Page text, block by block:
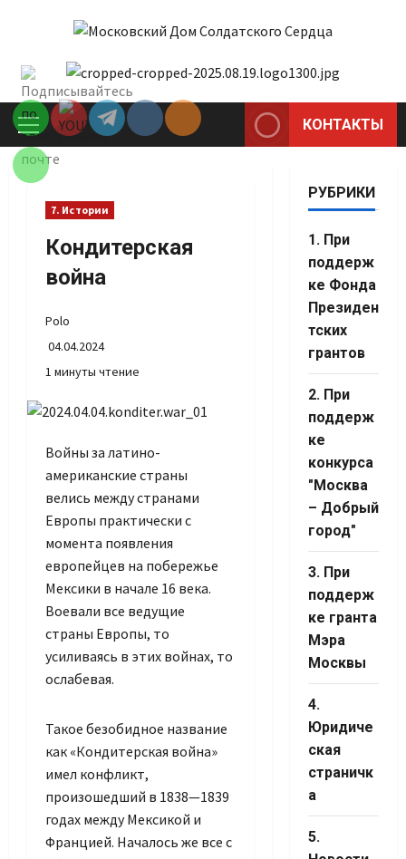
Основное
меню
КОНТАКТЫ
7. Истории
Кондитерская
война
Polo
04.04.2024
1 минуты чтение
Войны за латино-
американские страны
велись между странами
Европы практически с
момента появления
европейцев на побережье
Мексики в начале 16 века.
Воевали все ведущие
страны Европы, то
усиливаясь в этих войнах, то
ослабевая.
Такое безобидное название
как «Кондитерская война»
имел конфликт,
произошедший в 1838—1839
годах между Мексикой и
Францией. Началось же все с
РУБРИКИ
1. При
поддерж
ке Фонда
Президен
тских
грантов
2. При
поддерж
ке
конкурса
"Москва
– Добрый
город"
3. При
поддерж
ке гранта
Мэра
Москвы
4.
Юридиче
ская
страничк
а
5.
Set Youtube
Set Youtube
Channel ID